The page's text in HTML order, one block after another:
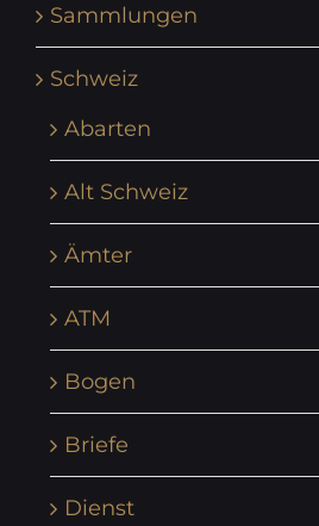
Sammlungen
Schweiz
Abarten
Alt Schweiz
Ämter
ATM
Bogen
Briefe
Dienst